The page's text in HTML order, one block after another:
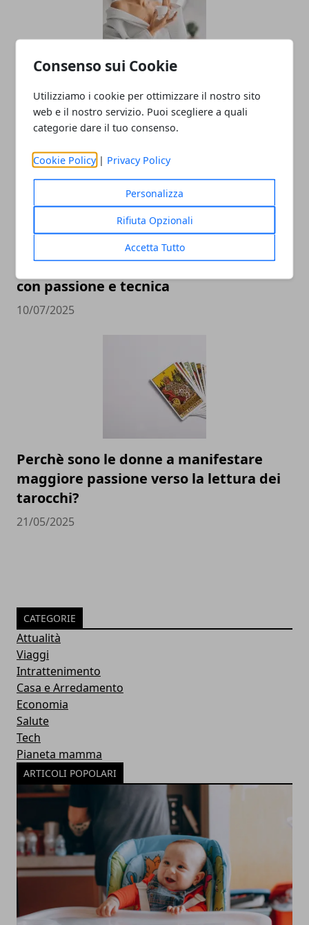
Consenso sui Cookie
Utilizziamo i cookie per ottimizzare il nostro sito
web e il nostro servizio. Puoi scegliere a quali
categorie dare il tuo consenso.
Cookie Policy | Privacy Policy
Personalizza
Rifiuta Opzionali
Accetta Tutto
L'importanza di utilizzare cosmetici
biologici
10/07/2025
Come trasformare e proteggere il legno
con passione e tecnica
10/07/2025
Perchè sono le donne a manifestare
maggiore passione verso la lettura dei
tarocchi?
21/05/2025
CATEGORIE
Attualità
Viaggi
Intrattenimento
Casa e Arredamento
Economia
Salute
Tech
Pianeta mamma
ARTICOLI POPOLARI